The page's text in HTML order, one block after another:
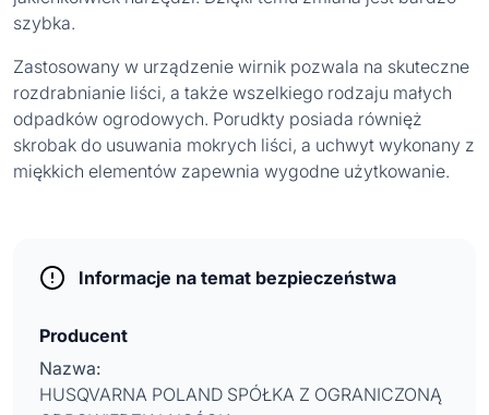
szybka.
Zastosowany w urządzenie wirnik pozwala na skuteczne
rozdrabnianie liści, a także wszelkiego rodzaju małych
odpadków ogrodowych. Porudkty posiada równięż
skrobak do usuwania mokrych liści, a uchwyt wykonany z
miękkich elementów zapewnia wygodne użytkowanie.
Informacje na temat bezpieczeństwa
Producent
Nazwa:
HUSQVARNA POLAND SPÓŁKA Z OGRANICZONĄ